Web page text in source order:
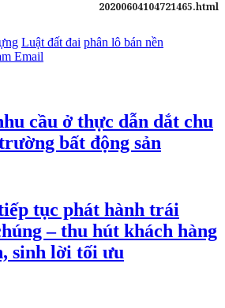
20200604104721465.html
Luật đất đai phân lô bán nền
Email
cầu ở thực dẫn dắt chu
bất động sản
tục phát hành trái
– thu hút khách hàng
sinh lời tối ưu